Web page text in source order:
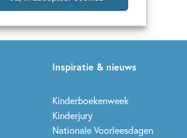
Inspiratie & nieuws
Kinderboekenweek
Kinderjury
Nationale Voorleesdagen